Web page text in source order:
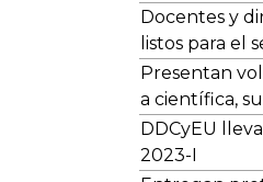
Docentes y
listos para el
Presentan
a científica,
DDCyEU
2023-I